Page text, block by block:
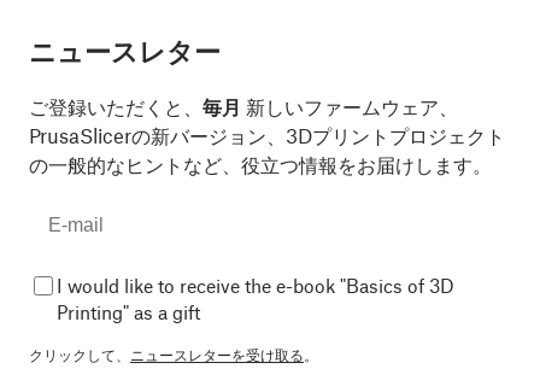
ニュースレター
ご登録いただくと、 毎月 新しいファームウェア、
PrusaSlicerの新バージョン、3Dプリントプロジェクト
の一般的なヒントなど、役立つ情報をお届けします。
I would like to receive the e-book "Basics of 3D
Printing" as a gift
クリックして、 ニュースレターを受け取る。